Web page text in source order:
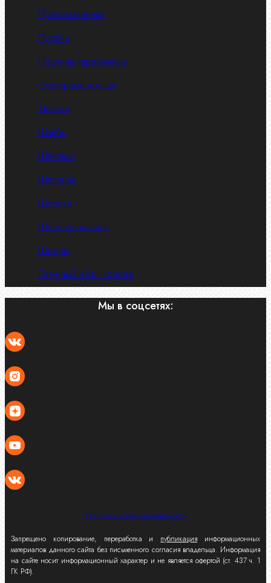
Пресс-масленки
Пробки
Пружины тарельчатые
Стопорные кольца
Такелаж
Шайбы
Шпильки
Шплинты
Шпонки
Шпоночная сталь
Штифты
Латунный и бр. крепеж
Мы в соцсетях:
Политика конфиденциальности
Запрещено копирование, переработка и публикация информационных
материалов данного сайта без письменного согласия владельца. Информация
на сайте носит информационный характер и не является офертой (ст. 437 ч. 1
ГК РФ).